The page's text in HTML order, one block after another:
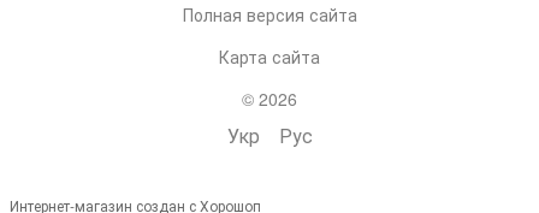
Полная версия сайта
Карта сайта
© 2026
Укр Рус
Интернет-магазин создан с Хорошоп